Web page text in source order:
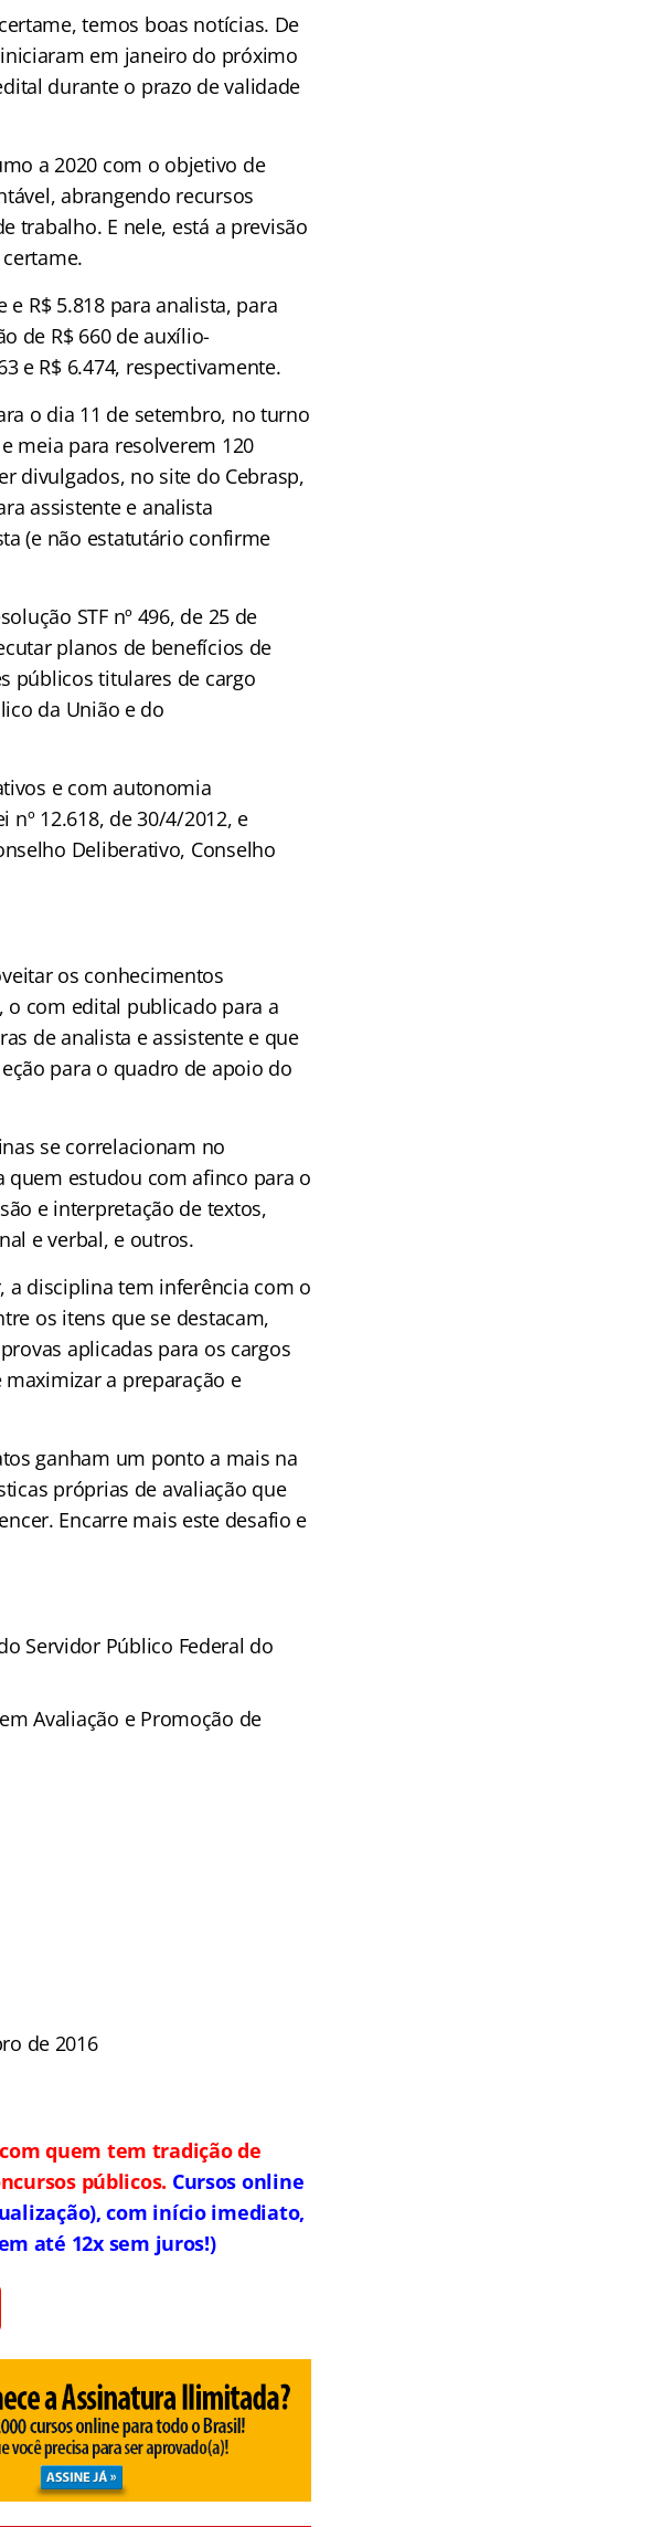
temos boas notícias. De
em janeiro do próximo
durante o prazo de validade
a 2020 com o objetivo de
abrangendo recursos
trabalho. E nele, está a previsão
R$ 5.818 para analista, para
de R$ 660 de auxílio-
e R$ 6.474, respectivamente.
o dia 11 de setembro, no turno
meia para resolverem 120
divulgados, no site do Cebrasp,
assistente e analista
(e não estatutário confirme
STF nº 496, de 25 de
planos de benefícios de
públicos titulares de cargo
da União e do
e com autonomia
12.618, de 30/4/2012, e
Deliberativo, Conselho
os conhecimentos
com edital publicado para a
de analista e assistente e que
para o quadro de apoio do
se correlacionam no
estudou com afinco para o
e interpretação de textos,
e verbal, e outros.
a disciplina tem inferência com o
os itens que se destacam,
aplicadas para os cargos
a preparação e
ganham um ponto a mais na
próprias de avaliação que
Encarre mais este desafio e
Servidor Público Federal do
Avaliação e Promoção de
de 2016
quem tem tradição de
públicos. Cursos online
com início imediato,
até 12x sem juros!)